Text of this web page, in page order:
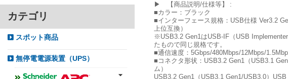
▶ 【商品説明/仕様等】
■カラー：ブラック
■インターフェース規格：USB仕様 Ver3.2
上位互換）
※USB3.2 Gen1はUSB-IF（USB
たもので同じ規格です。
■通信速度：5Gbps/480Mbps/12Mbps/
■コネクタ形状：USB3.2 Gen1（USB3.1
ム）
USB3.2 Gen1（USB3.1 Gen1/USB3.0）
カテゴリ
スポット商品
無停電電源装置（UPS）